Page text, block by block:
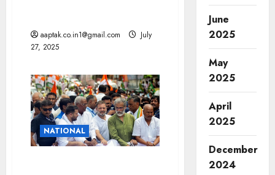
aaptak.co.in1@gmail.com
July
27, 2025
NATIONAL
June
2025
May
2025
April
2025
December
2024